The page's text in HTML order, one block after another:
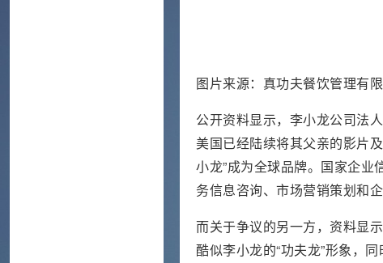
图片来源：真功夫餐饮管理有
公开资料显示，李小龙公司法
美国已经陆续将其父亲的影片
小龙”成为全球品牌。国家企
务信息咨询、市场营销策划和企
而关于争议的另一方，资料显
酷似李小龙的“功夫龙”形象，